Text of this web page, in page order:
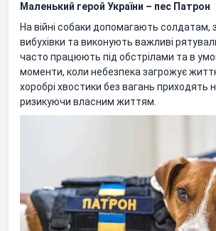
Маленький герой України – пес Патрон
На війні собаки допомагають солдатам,
вибухівки та виконують важливі
часто працюють під обстрілами та в
моменти, коли небезпека загрожує
хоробрі хвостики без вагань приходять
ризикуючи власним життям.